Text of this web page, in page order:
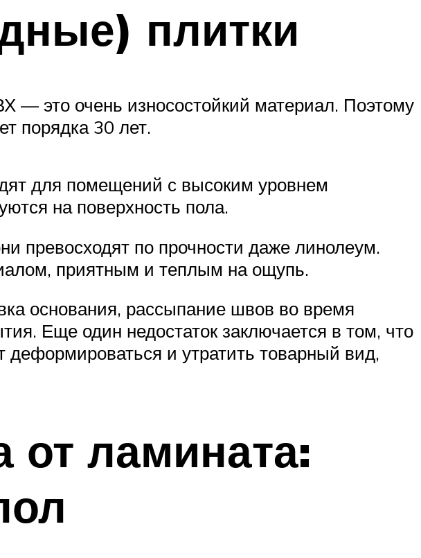
плитки
— это очень износостойкий материал. Поэтому
порядка 30 лет.
для помещений с высоким уровнем
на поверхность пола.
превосходят по прочности даже линолеум.
приятным и теплым на ощупь.
основания, рассыпание швов во время
Еще один недостаток заключается в том, что
деформироваться и утратить товарный вид,
от ламината: